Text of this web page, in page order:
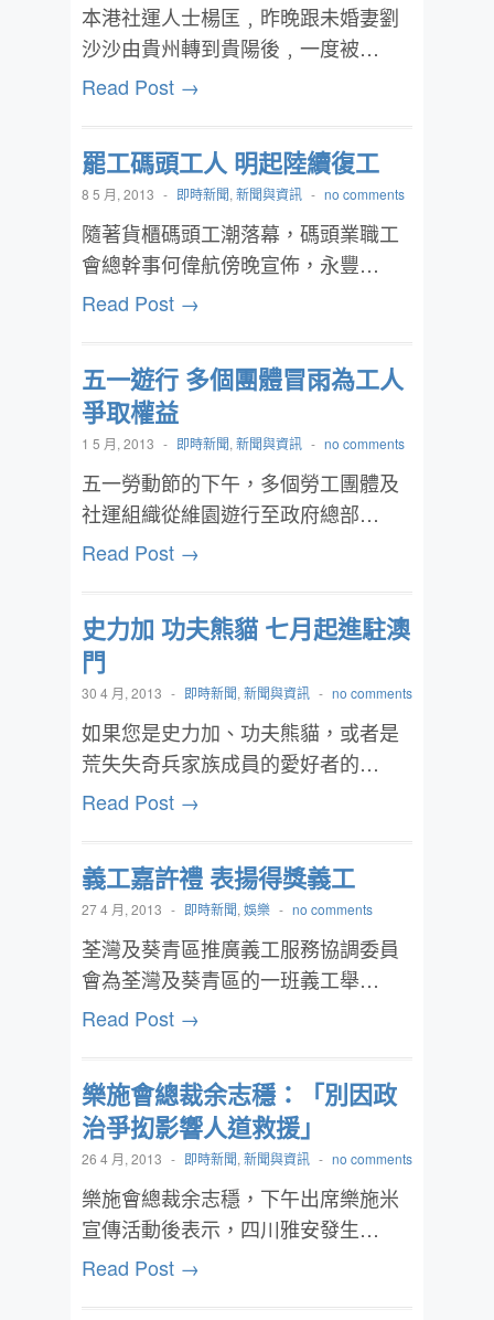
本港社運人士楊匡﹐昨晚跟未婚妻劉
沙沙由貴州轉到貴陽後﹐一度被…
Read Post →
罷工碼頭工人 明起陸續復工
8 5 月, 2013 - 即時新聞, 新聞與資訊 - no comments
隨著貨櫃碼頭工潮落幕，碼頭業職工
會總幹事何偉航傍晚宣佈，永豐…
Read Post →
五一遊行 多個團體冒雨為工人
爭取權益
1 5 月, 2013 - 即時新聞, 新聞與資訊 - no comments
五一勞動節的下午，多個勞工團體及
社運組織從維園遊行至政府總部…
Read Post →
史力加 功夫熊貓 七月起進駐澳
門
30 4 月, 2013 - 即時新聞, 新聞與資訊 - no comments
如果您是史力加、功夫熊貓，或者是
荒失失奇兵家族成員的愛好者的…
Read Post →
義工嘉許禮 表揚得獎義工
27 4 月, 2013 - 即時新聞, 娛樂 - no comments
荃灣及葵青區推廣義工服務協調委員
會為荃灣及葵青區的一班義工舉…
Read Post →
樂施會總裁余志穩：「別因政
治爭抝影響人道救援」
26 4 月, 2013 - 即時新聞, 新聞與資訊 - no comments
樂施會總裁余志穩，下午出席樂施米
宣傳活動後表示，四川雅安發生…
Read Post →